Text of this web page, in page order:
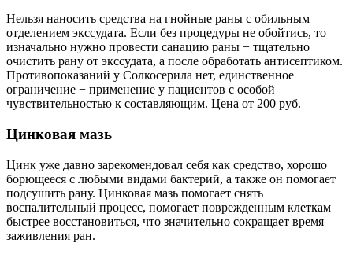
Нельзя наносить средства на гнойные раны с обильным
отделением экссудата. Если без процедуры не обойтись, то
изначально нужно провести санацию раны − тщательно
очистить рану от экссудата, а после обработать антисептиком.
Противопоказаний у Солкосерила нет, единственное
ограничение − применение у пациентов с особой
чувствительностью к составляющим. Цена от 200 руб.
Цинковая мазь
Цинк уже давно зарекомендовал себя как средство, хорошо
борющееся с любыми видами бактерий, а также он помогает
подсушить рану. Цинковая мазь помогает снять
воспалительный процесс, помогает поврежденным клеткам
быстрее восстановиться, что значительно сокращает время
заживления ран.